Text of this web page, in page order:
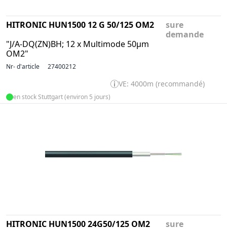
HITRONIC HUN1500 12 G 50/125 OM2
"J/A-DQ(ZN)BH; 12 x Multimode 50µm
OM2"
sure
demande
Nr- d'article 27400212
VE: 4000m (recommandé)
en stock Stuttgart (environ 5 jours)
HITRONIC HUN1500 24G50/125 OM2
sure